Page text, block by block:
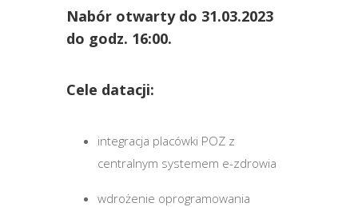
Nabór otwarty do 31.03.2023
do godz. 16:00.
Cele datacji:
integracja placówki POZ z
centralnym systemem e-zdrowia
wdrożenie oprogramowania